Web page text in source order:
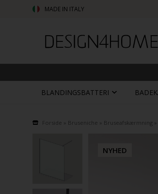
MADE IN ITALY
BLANDINGSBATTERI
Forside Bruseniche Bruseafskærmning
NYHED